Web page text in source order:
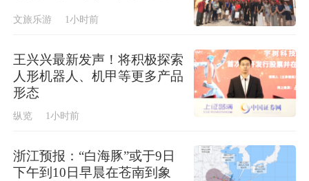
文旅乐游 1小时前
王兴兴最新发声！将积极探索
人形机器人、机甲等更多产品
形态
纵览 1小时前
浙江预报：“白海豚”或于9日
下午到10日早晨在苍南到象